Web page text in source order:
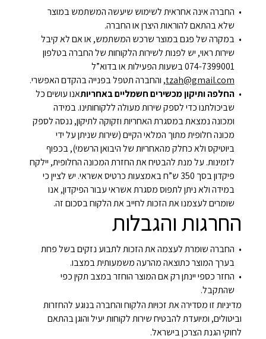
החברה אינה אחראית לשימוש שיעשה המשתמש במוצר
שלא בהתאם להוראות היצרן או החברה.
במקרה של פגם במוצר שרכש המשתמש, או אם לא קיבל
שירות ראוי, יש לפנות לשירות הלקוחות של החברה בטלפון
074-7399001 בשעות הפעילות או בדוא”ל
tzah@gmail.com, והחברה תטפל בפנייה בהקדם האפשרי.
החלפה ותיקון מכשירים חשמליים באחריותאנו עושים כל
שביכולתנו כדי לספק שירות מעולה ללקוחותינו. במידה
ומכונה נמצאת במסגרת האחריות וזקוקה לתיקון, ננסה לספק
מכונה חלופית מתוך המלאי הקיים (שירות שניתן על ידי
ביוטיקס ולא כחלק מהאחריות של היבואן הרשמי), בכפוף
לזמינות. על מנת להבטיח את החזרת המכונה החלופית, יילקח
פיקדון בסך 350 ש”ח באמצעות כרטיס אשראי. יש לציין כי
במידה ולא ניתן לתפוס מסגרת אשראי עבור הפיקדון, אנו
שומרים לעצמנו את הזכות לחייב את הלקוח בסכום זה.
החרגות והגבלות
החברה שומרת לעצמה את הזכות לתבוע נזקים בשל פחת
בערך המוצר כתוצאה מהרעה משמעותית במצבו.
החזר כספי יינתן רק אם המוצר הוחזר במצב תקין כפי
שהתקבל.
מדיניות זו מסדירה את זכויות הלקוח והחברה בנוגע להחזרות
וביטולים, ומיועדת להבטיח שירות לקוחות יעיל והוגן בהתאם
לחוקי הגנת הצרכן בישראל.